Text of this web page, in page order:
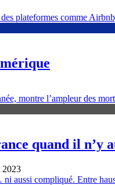
plateformes comme
montre l’ampleur des
quand il n’y
aussi compliqué. Entre